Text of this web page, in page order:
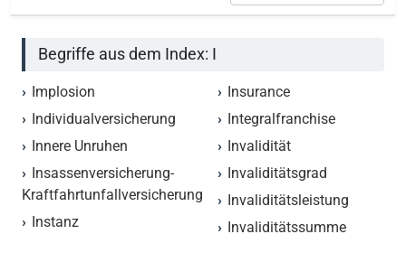
Begriffe aus dem Index: I
Implosion
Individualversicherung
Innere Unruhen
Insassenversicherung-
Kraftfahrtunfallversicherung
Instanz
Insurance
Integralfranchise
Invalidität
Invaliditätsgrad
Invaliditätsleistung
Invaliditätssumme